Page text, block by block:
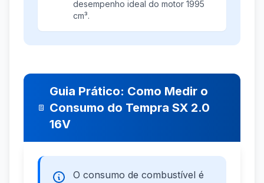
desempenho ideal do motor 1995
cm³.
Guia Prático: Como Medir o
Consumo do Tempra SX 2.0
16V
O consumo de combustível é